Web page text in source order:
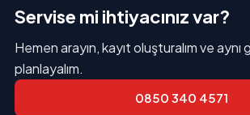
Servise mi ihtiyacınız var?
Hemen arayın, kayıt oluşturalım ve aynı
planlayalım.
0850 340 4571